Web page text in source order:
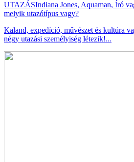
UTAZÁSIndiana Jones, Aquaman, Író
melyik utazótípus vagy?
Kaland, expedíció, művészet és kultúra
négy utazási személyiség létezik!...